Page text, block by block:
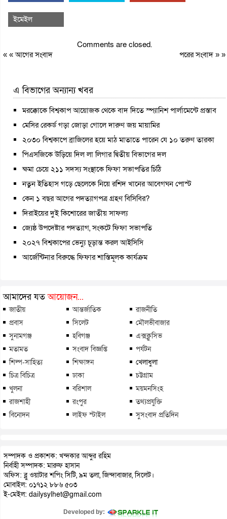
ইমেইল
Comments are closed.
« «আগের সংবাদ পরের সংবাদ» »
এ বিভাগের অন্যান্য খবর
মরক্কোকে বিশ্বকাপ আয়োজক থেকে বাদ দিতে স্প্যানিশ পার্লামেন্টে প্রস্তাব
মেসির রেকর্ড গড়া জোড়া গোলে দারুণ জয় মায়ামির
২০৩০ বিশ্বকাপে ব্রাজিলের হয়ে মাঠ মাতাতে পারেন যে ১০ তরুণ তারকা
পিএসজিকে উড়িয়ে দিল লা লিগার দ্বিতীয় বিভাগের দল
ক্ষমা চেয়ে ২১১ সদস্য সংস্থাকে ফিফা সভাপতির চিঠি
নতুন ইতিহাস গড়ে ছেলেকে নিয়ে রশিদ খানের আবেগঘন পোস্ট
কেন ১ বছর আগের পদত্যাগপত্র গ্রহণ বিসিবির?
দিরাইয়ের দুই কিশোরের জাতীয় সাফল্য
জ্যেষ্ঠ উপদেষ্টার পদত্যাগ, সংকটে ফিফা সভাপতি
২০২৭ বিশ্বকাপের ভেন্যু চূড়ান্ত করল আইসিসি
আর্জেন্টিনার বিরুদ্ধে ফিফার শাস্তিমূলক কার্যক্রম
আমাদের যতআয়োজন...
জাতীয় আন্তর্জাতিক
রাজনীতি
প্রবাস
সিলেট
মৌলভীবাজার
সুনামগঞ্জ
হবিগঞ্জ
এক্সক্লুসিভ
মতামত
সংবাদ বিজ্ঞপ্তি
পর্যটন
শিল্প-সাহিত্য
শিক্ষাঙ্গন
খেলাধুলা
চিত্র বিচিত্র
ঢাকা
চট্টগ্রাম
খুলনা
বরিশাল
ময়মনসিংহ
রাজশাহী
রংপুর
তথ্যপ্রযুক্তি
বিনোদন
লাইফ স্টাইল সুসংবাদ প্রতিদিন
সম্পাদক ও প্রকাশক: খন্দকার আব্দুর রহিম
নির্বাহী সম্পাদক: মারুফ হাসান
অফিস: ব্লু ওয়াটার শপিং সিটি, ৯ম তলা, জিন্দাবাজার, সিলেট।
মোবাইল: ০১৭১২ ৮৮৬ ৫০৩
ই-মেইল: dailysylhet@gmail.com
Developed by: